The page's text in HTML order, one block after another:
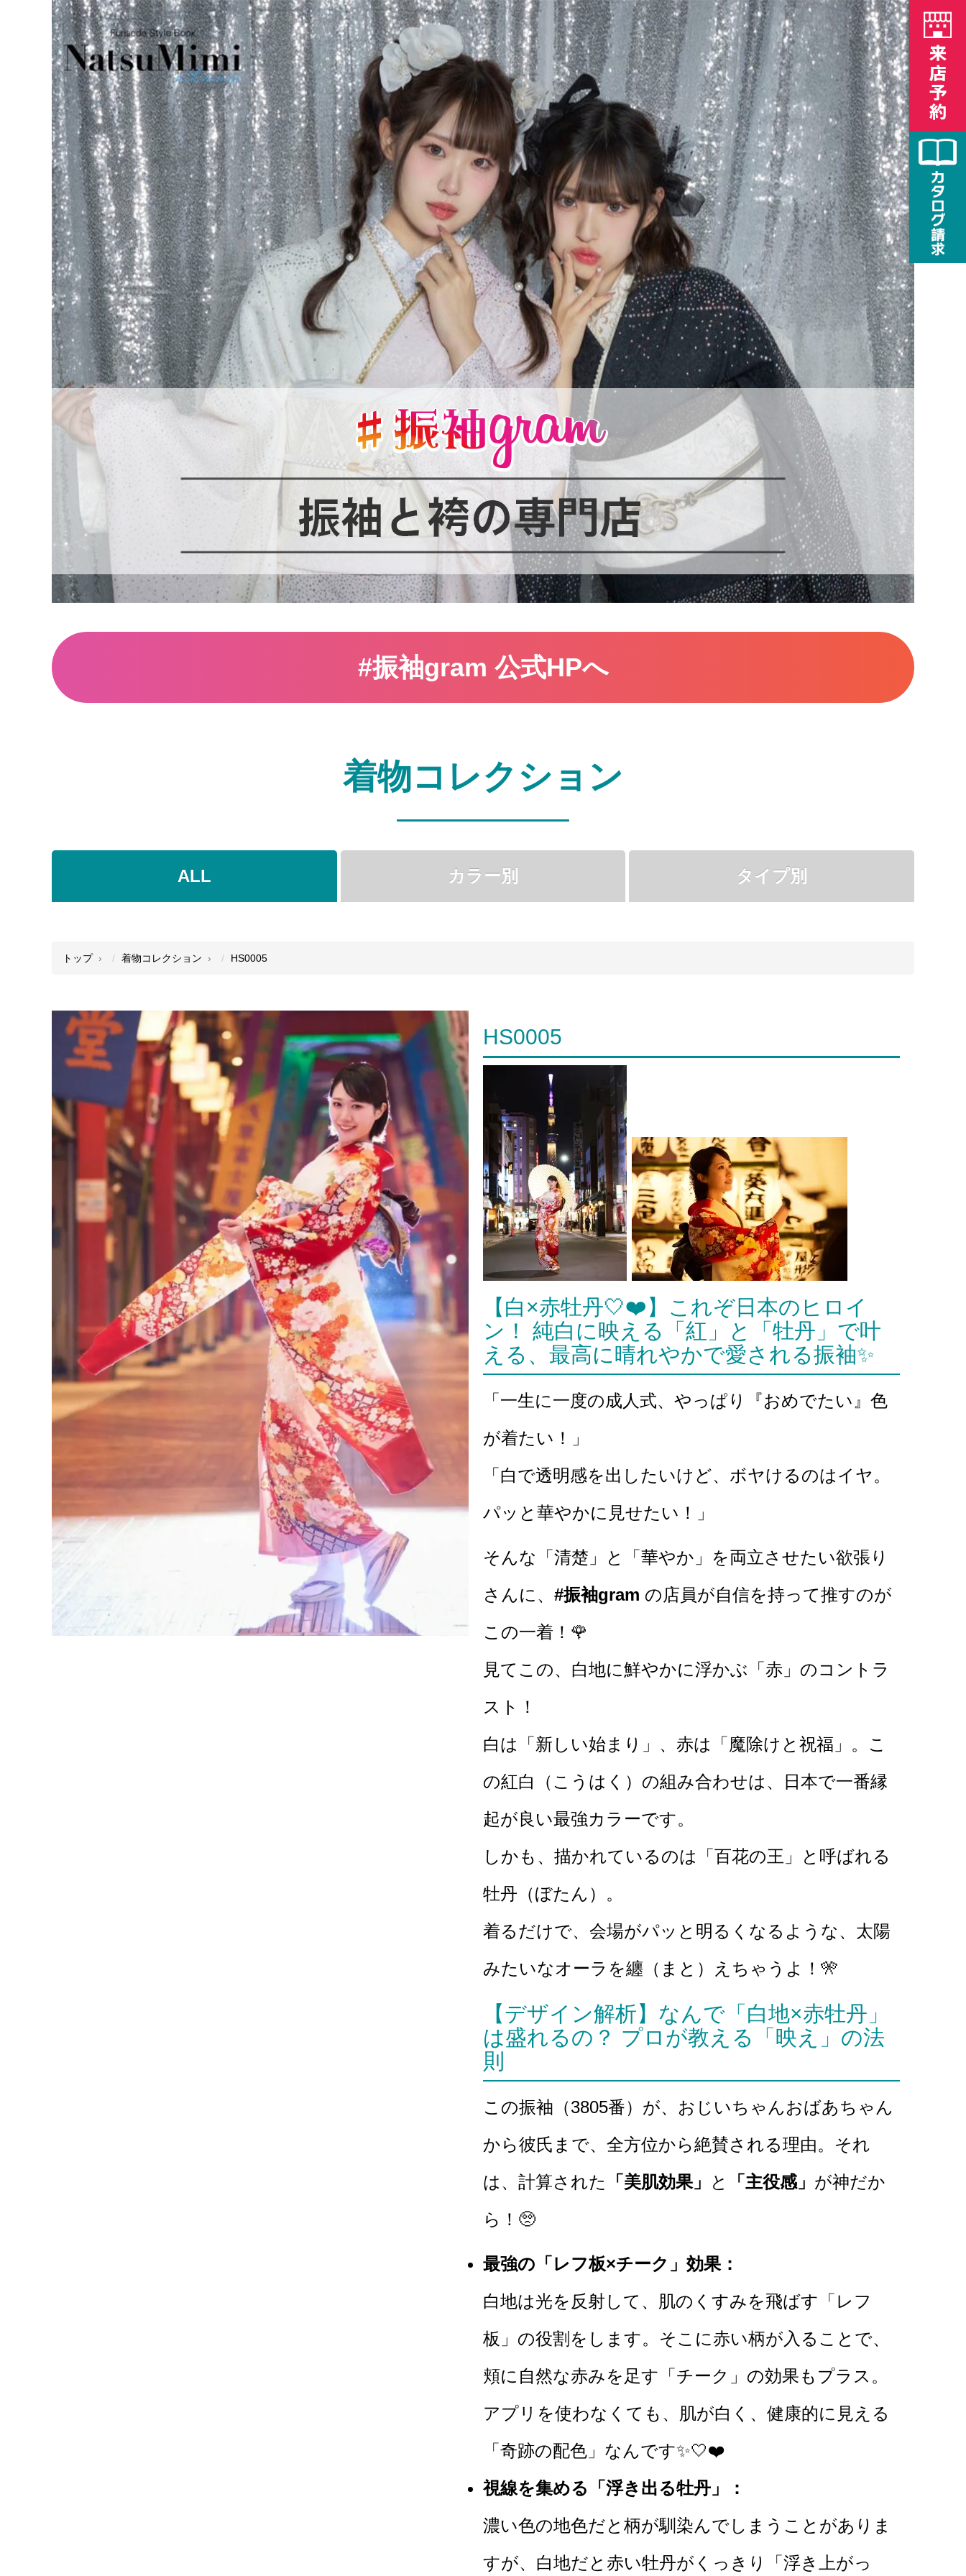
#振袖gram 公式HPへ
着物コレクション
ALL カラー別 タイプ別
トップ 着物コレクション HS0005
HS0005
【白×赤牡丹🤍❤️】これぞ日本のヒロイ
ン！ 純白に映える「紅」と「牡丹」で叶
える、最高に晴れやかで愛される振袖✨
「一生に一度の成人式、やっぱり『おめでたい』色
が着たい！」
「白で透明感を出したいけど、ボヤけるのはイヤ。
パッと華やかに見せたい！」
そんな「清楚」と「華やか」を両立させたい欲張り
さんに、 #振袖gram の店員が自信を持って推すのが
この一着！🌹
見てこの、白地に鮮やかに浮かぶ「赤」のコントラ
スト！
白は「新しい始まり」、赤は「魔除けと祝福」。こ
の紅白（こうはく）の組み合わせは、日本で一番縁
起が良い最強カラーです。
しかも、描かれているのは「百花の王」と呼ばれる
牡丹（ぼたん）。
着るだけで、会場がパッと明るくなるような、太陽
みたいなオーラを纏（まと）えちゃうよ！🎌
【デザイン解析】なんで「白地×赤牡丹」
は盛れるの？ プロが教える「映え」の法
則
この振袖（3805番）が、おじいちゃんおばあちゃん
から彼氏まで、全方位から絶賛される理由。それ
は、計算された
「美肌効果」 と 「主役感」 が神だか
ら！🥺
最強の「レフ板×チーク」効果：
白地は光を反射して、肌のくすみを飛ばす「レフ
板」の役割をします。そこに赤い柄が入ることで、
頬に自然な赤みを足す「チーク」の効果もプラス。
アプリを使わなくても、肌が白く、健康的に見える
「奇跡の配色」なんです✨🤍❤️
視線を集める「浮き出る牡丹」：
濃い色の地色だと柄が馴染んでしまうことがありま
すが、白地だと赤い牡丹がくっきり「浮き上がっ